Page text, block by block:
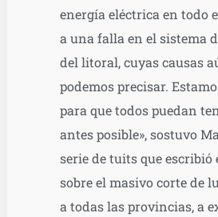
energía eléctrica en todo
a una falla en el sistema
del litoral, cuyas causas
podemos precisar.
para que todos puedan
antes posible», sostuvo
serie de tuits que escribió
sobre el masivo corte de
a todas las provincias, a